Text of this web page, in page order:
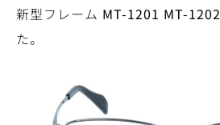
新型フレーム MT-1201 MT-1202
た。